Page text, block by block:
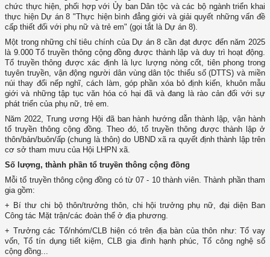
chức thực hiện, phối hợp với Ủy ban Dân tộc và các bộ ngành triển khai
thực hiện Dự án 8 "Thực hiện bình đẳng giới và giải quyết những vấn đề
cấp thiết đối với phụ nữ và trẻ em" (gọi tắt là Dự án 8).
Một trong những chỉ tiêu chính của Dự án 8 cần đạt được đến năm 2025
là 9.000 Tổ truyền thông cộng đồng được thành lập và duy trì hoạt động.
Tổ truyền thông được xác định là lực lượng nòng cốt, tiên phong trong
tuyên truyền, vận động người dân vùng dân tộc thiểu số (DTTS) và miền
núi thay đổi nếp nghĩ, cách làm, góp phần xóa bỏ định kiến, khuôn mẫu
giới và những tập tục văn hóa có hại đã và đang là rào cản đối với sự
phát triển của phụ nữ, trẻ em.
Năm 2022, Trung ương Hội đã ban hành hướng dẫn thành lập, vận hành
tổ truyền thông cộng đồng. Theo đó, tổ truyền thông được thành lập ở
thôn/bản/buôn/ấp (chung là thôn) do UBND xã ra quyết định thành lập trên
cơ sở tham mưu của Hội LHPN xã.
Số lượng, thành phần tổ truyền thông cộng đồng
Mỗi tổ truyền thông cộng đồng có từ 07 - 10 thành viên. Thành phần tham
gia gồm:
+ Bí thư chi bộ thôn/trưởng thôn, chi hội trưởng phụ nữ, đại diện Ban
Công tác Mặt trận/các đoàn thể ở địa phương.
+ Trưởng các Tổ/nhóm/CLB hiện có trên địa bàn của thôn như: Tổ vay
vốn, Tổ tín dụng tiết kiệm, CLB gia đình hạnh phúc, Tổ công nghệ số
cộng đồng...